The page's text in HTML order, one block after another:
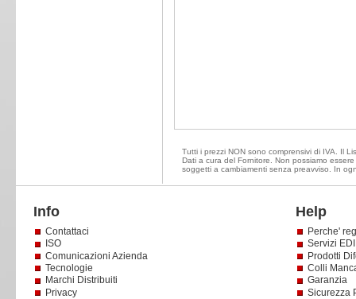
Tutti i prezzi NON sono comprensivi di IVA. Il
Dati a cura del Fornitore. Non possiamo
soggetti a cambiamenti senza preavviso. In
Info Help
Contattaci
ISO
Comunicazioni Azienda
Tecnologie
Marchi Distribuiti
Privacy
Perche'
Servizi
Prodotti
Colli
Garanzia
Sicurezza